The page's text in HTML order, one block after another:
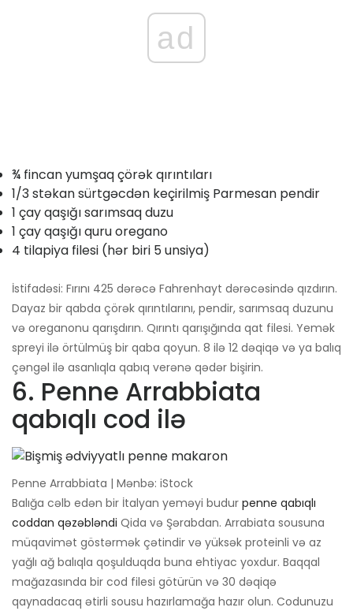
ad
¾ fincan yumşaq çörək qırıntıları
1/3 stəkan sürtgəcdən keçirilmiş Parmesan pendir
1 çay qaşığı sarımsaq duzu
1 çay qaşığı quru oregano
4 tilapiya filesi (hər biri 5 unsiya)
İstifadəsi: Fırını 425 dərəcə Fahrenhayt dərəcəsində qızdırın.
Dayaz bir qabda çörək qırıntılarını, pendir, sarımsaq duzunu
və oreganonu qarışdırın. Qırıntı qarışığında qat filesi. Yemək
spreyi ilə örtülmüş bir qaba qoyun. 8 ilə 12 dəqiqə və ya balıq
çəngəl ilə asanlıqla qabıq verənə qədər bişirin.
6. Penne Arrabbiata
qabıqlı cod ilə
Penne Arrabbiata | Mənbə: iStock
Balığa cəlb edən bir İtalyan yeməyi budur penne qabıqlı
coddan qəzəbləndi Qida və Şərabdan. Arrabiata sousuna
müqavimət göstərmək çətindir və yüksək proteinli və az
yağlı ağ balıqla qoşulduqda buna ehtiyac yoxdur. Baqqal
mağazasında bir cod filesi götürün və 30 dəqiqə
qaynadacaq ətirli sousu hazırlamağa hazır olun. Codunuzu